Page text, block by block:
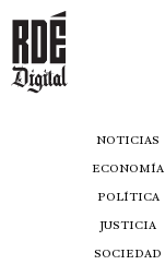
NOTICIAS
ECONOMÍA
POLÍTICA
JUSTICIA
SOCIEDAD